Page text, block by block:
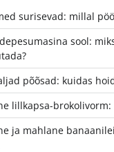
surisevad: millal
sool:
põõsad: kuidas
lillkapsa-
ja mahlane